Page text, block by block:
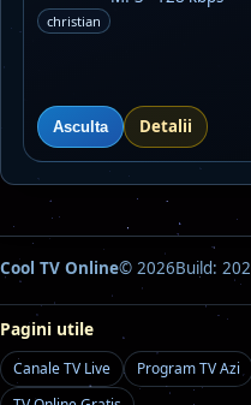
christian
Asculta Detalii
Cool TV Online© 2026Build:
Pagini utile
Canale TV Live Program TV Azi